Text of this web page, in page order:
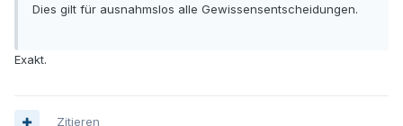
Dies gilt für ausnahmslos alle Gewissensentscheidungen.
Exakt.
Zitieren